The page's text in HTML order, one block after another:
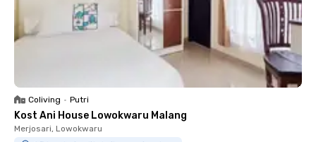
Coliving • Putri
Kost Ani House Lowokwaru Malang
Merjosari, Lowokwaru